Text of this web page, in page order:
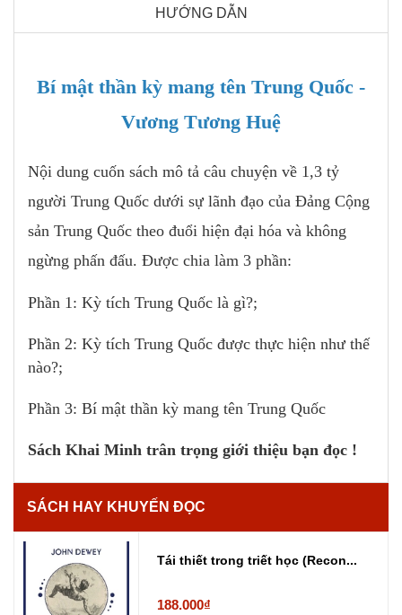
HƯỚNG DẪN
Bí mật thần kỳ mang tên Trung Quốc -
Vương Tương Huệ
Nội dung cuốn sách mô tả câu chuyện về 1,3 tỷ
người Trung Quốc dưới sự lãnh đạo của Đảng Cộng
sản Trung Quốc theo đuổi hiện đại hóa và không
ngừng phấn đấu. Được chia làm 3 phần:
Phần 1: Kỳ tích Trung Quốc là gì?;
Phần 2: Kỳ tích Trung Quốc được thực hiện như thế
nào?;
Phần 3: Bí mật thần kỳ mang tên Trung Quốc
Sách Khai Minh trân trọng giới thiệu bạn đọc !
SÁCH HAY KHUYẾN ĐỌC
Tái thiết trong triết học (Recon...
188.000₫